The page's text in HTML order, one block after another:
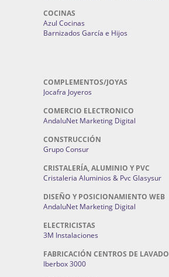
COCINAS
Azul Cocinas
Barnizados García e Hijos
COMPLEMENTOS/JOYAS
Jocafra Joyeros
COMERCIO ELECTRONICO
AndaluNet Marketing Digital
CONSTRUCCIÓN
Grupo Consur
CRISTALERÍA, ALUMINIO Y PVC
Cristaleria Aluminios & Pvc Glasysur
DISEÑO Y POSICIONAMIENTO WEB
AndaluNet Marketing Digital
ELECTRICISTAS
3M Instalaciones
FABRICACIÓN CENTROS DE LAVADO
Iberbox 3000